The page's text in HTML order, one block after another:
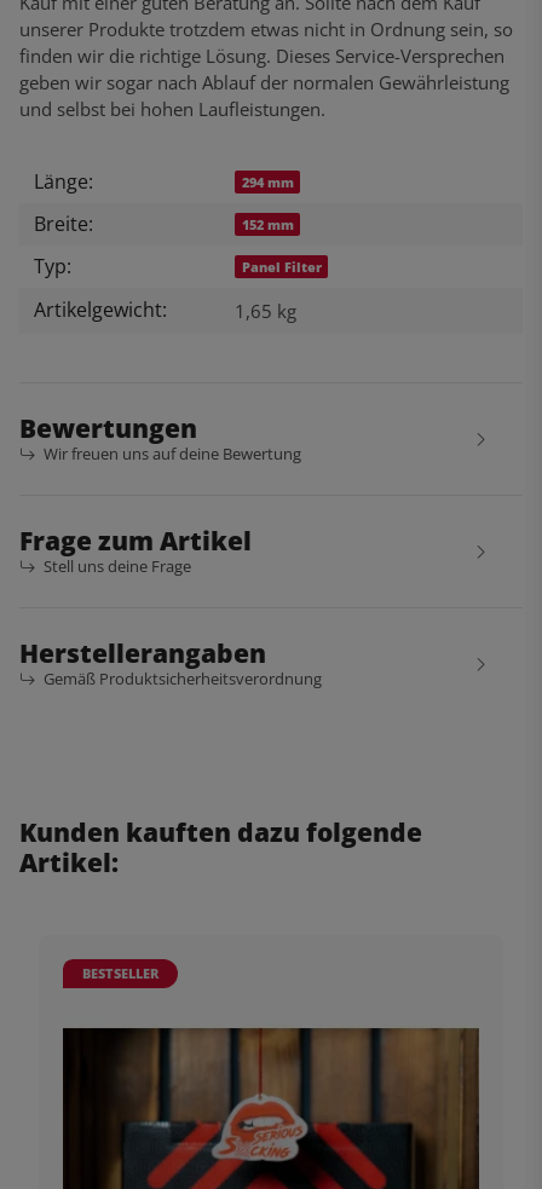
unserer Produkte trotzdem etwas nicht in Ordnung sein, so
finden wir die richtige Lösung. Dieses Service-Versprechen
geben wir sogar nach Ablauf der normalen Gewährleistung
und selbst bei hohen Laufleistungen.
Produkteigenschaft
Wert
Länge: 294 mm
Breite: 152 mm
Typ: Panel Filter
Artikelgewicht: 1,65 kg
Bewertungen
Wir freuen uns auf deine Bewertung
Frage zum Artikel
Stell uns deine Frage
Herstellerangaben
Gemäß Produktsicherheitsverordnung
Kunden kauften dazu folgende
Artikel:
BESTSELLER